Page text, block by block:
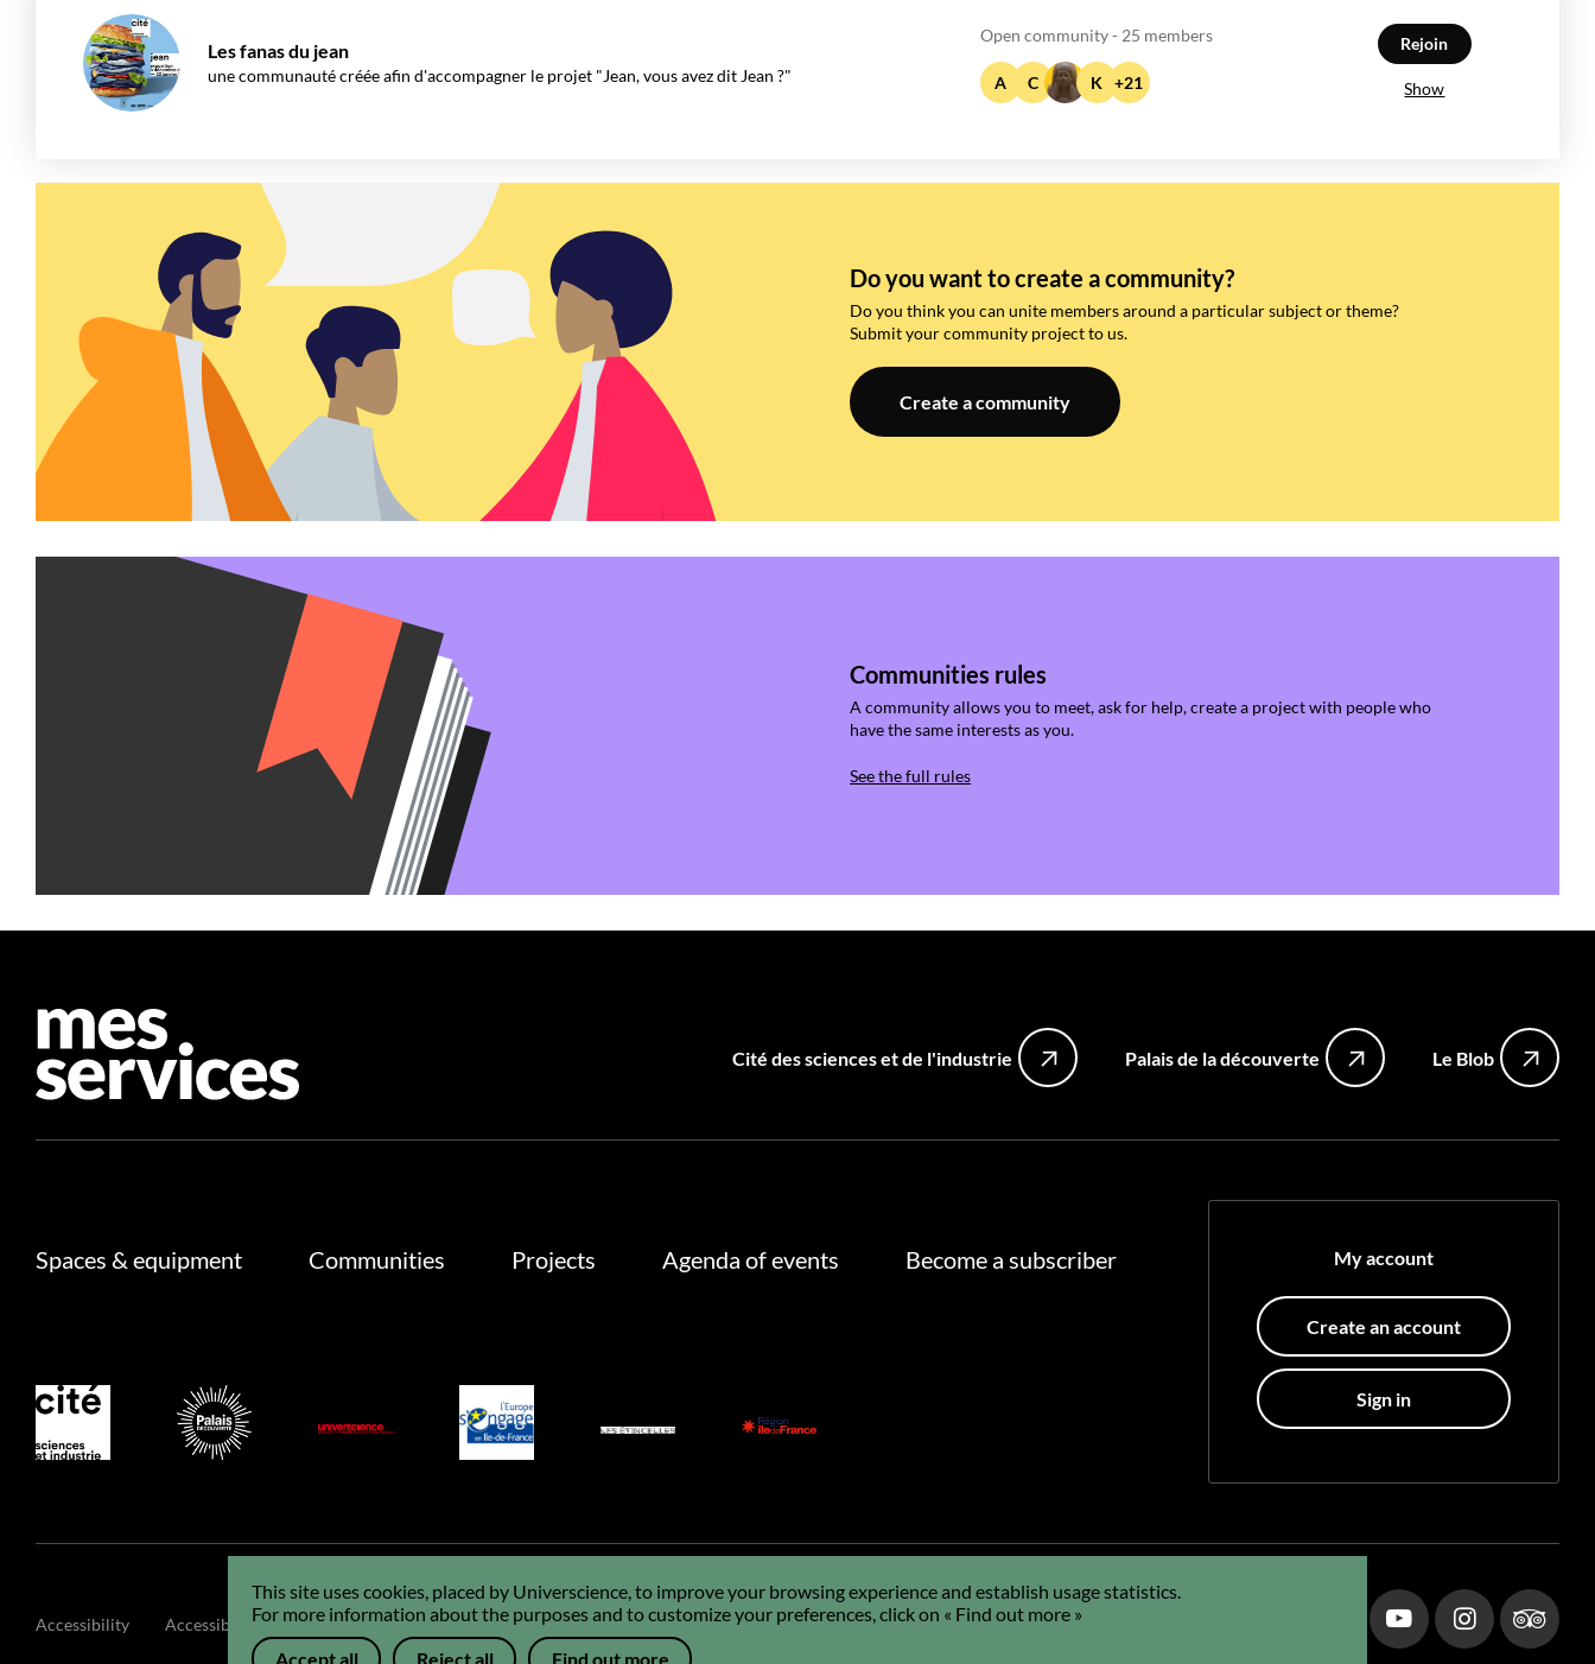
This site uses cookies, placed by Universcience, to improve your browsing experience and establish usage statistics.
For more information about the purposes and to customize your preferences, click on « Find out more »
Accept all
Reject all Find out more
Les fanas du jean
une communauté créée afin d'accompagner le projet "Jean, vous avez dit Jean ?"
Open community - 25 members
A C K +21
Rejoin
Show
Do you want to create a community?
Do you think you can unite members around a particular subject or theme?
Submit your community project to us.
Create a community
Communities rules
A community allows you to meet, ask for help, create a project with people who
have the same interests as you.
See the full rules
Cité des sciences et de l'industrie Palais de la découverte Le Blob
My account
Create an account
Sign in
Spaces & equipment Communities Projects Agenda of events Become a subscriber
Accessibility Accessibility : non-compliant GCU Legals GDPR Using cookies Sitemap Q&A FR